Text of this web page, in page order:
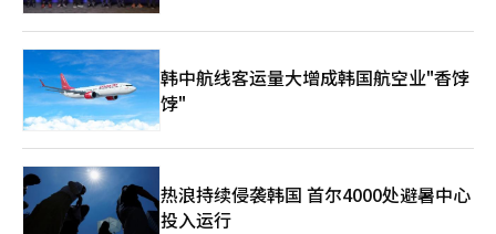
韩中航线客运量大增成韩国航空业"香饽
饽"
热浪持续侵袭韩国 首尔4000处避暑中心
投入运行